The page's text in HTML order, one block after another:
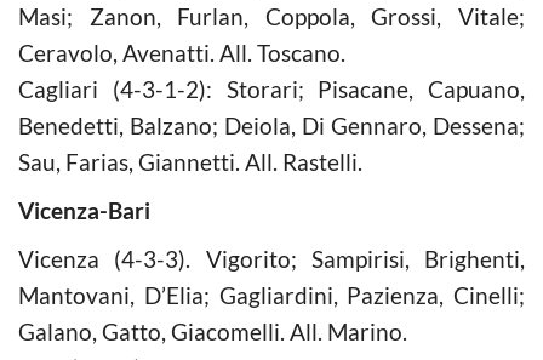
Masi; Zanon, Furlan, Coppola, Grossi, Vitale;
Ceravolo, Avenatti. All. Toscano.
Cagliari (4-3-1-2): Storari; Pisacane, Capuano,
Benedetti, Balzano; Deiola, Di Gennaro, Dessena;
Sau, Farias, Giannetti. All. Rastelli.
Vicenza-Bari
Vicenza (4-3-3). Vigorito; Sampirisi, Brighenti,
Mantovani, D’Elia; Gagliardini, Pazienza, Cinelli;
Galano, Gatto, Giacomelli. All. Marino.